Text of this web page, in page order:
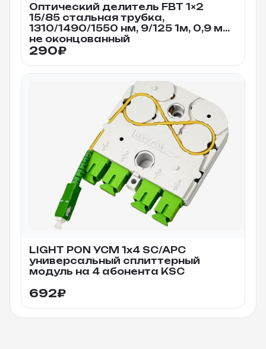
Оптический делитель FBT 1×2
15/85 стальная трубка,
1310/1490/1550 нм, 9/125 1м, 0,9 мм
не оконцованный
290₽
LIGHT PON УСМ 1х4 SC/APC
универсальный сплиттерный
модуль на 4 абонента KSC
692₽